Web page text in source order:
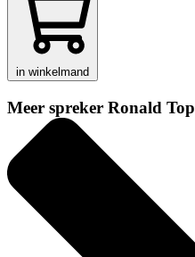
in winkelmand
Meer spreker Ronald Top